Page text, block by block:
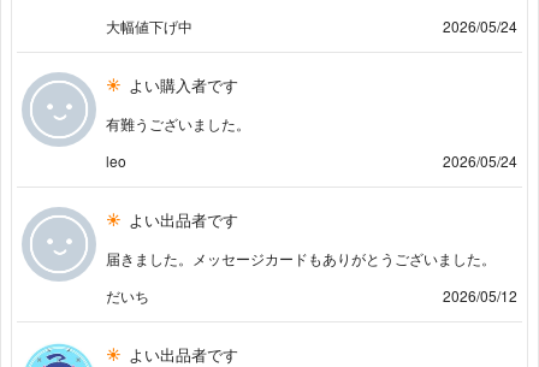
大幅値下げ中
2026/05/24
よい購入者です
有難うございました。
leo
2026/05/24
よい出品者です
届きました。メッセージカードもありがとうございました。
だいち
2026/05/12
よい出品者です